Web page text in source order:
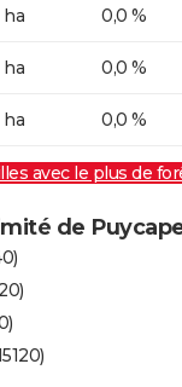
0,0 %
0,0 %
0,0 %
avec le plus de
de